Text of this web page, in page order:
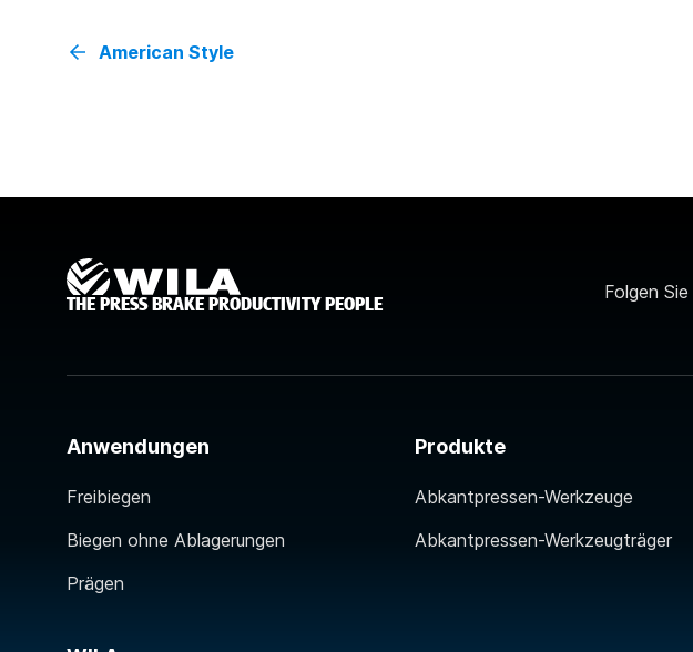
American Style
THE PRESS BRAKE PRODUCTIVITY PEOPLE
Folgen Sie
Anwendungen
Freibiegen
Biegen ohne Ablagerungen
Prägen
Produkte
Abkantpressen-Werkzeuge
Abkantpressen-Werkzeugträger